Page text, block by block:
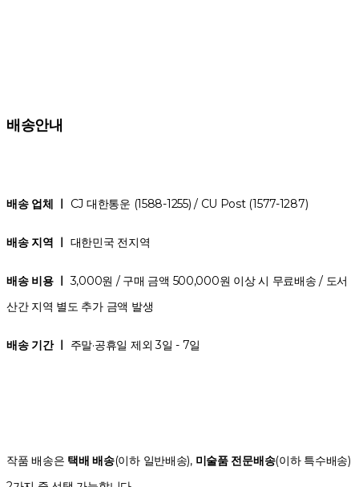
배송안내
배송 업체 ㅣ CJ 대한통운 (1588-1255) / CU Post (1577-1287)
배송 지역 ㅣ 대한민국 전지역
배송 비용 ㅣ3,000원 / 구매 금액 500,000원 이상 시 무료배송 / 도서
산간 지역 별도 추가 금액 발생
배송 기간 ㅣ 주말·공휴일 제외 3일 - 7일
작품 배송은 택배 배송(이하 일반배송), 미술품 전문배송(이하 특수배송)